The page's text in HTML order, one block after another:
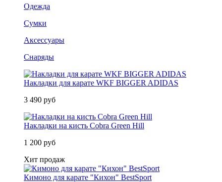
Одежда
Сумки
Аксессуары
Снаряды
Накладки для карате WKF BIGGER ADIDAS
3 490 руб
Накладки на кисть Cobra Green Hill
1 200 руб
Хит продаж
Кимоно для карате "Кихон" BestSport